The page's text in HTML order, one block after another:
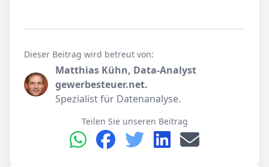
Dieser Beitrag wird betreut von:
Matthias Kühn, Data-Analyst
gewerbesteuer.net.
Spezialist für Datenanalyse.
Teilen Sie unseren Beitrag